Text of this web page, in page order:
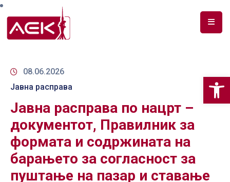
ЗА
ДОКУМЕНТИ
РФ
СПЕКТАР
ТЕЛЕКОМУНИКАЦИИ
08.06.2026
Јавна расправа
Јавна расправа по нацрт –
документот, Правилник за
формата и содржината на
барањето за согласност за
пуштање на пазар и ставање